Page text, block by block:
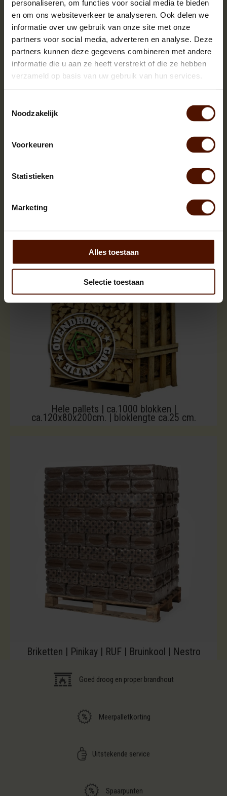
personaliseren, om functies voor social media te bieden
en om ons websiteverkeer te analyseren. Ook delen we
informatie over uw gebruik van onze site met onze
partners voor social media, adverteren en analyse. Deze
partners kunnen deze gegevens combineren met andere
informatie die u aan ze heeft verstrekt of die ze hebben
verzameld op basis van uw gebruik van hun services.
Noodzakelijk
Voorkeuren
Statistieken
Marketing
Alles toestaan
Selectie toestaan
Netzakken | 60 of 90 stuks | bloklengte ca.25 cm.
Hele pallets | ca.1000 blokken |
ca.120x80x200cm. | bloklengte ca.25 cm.
Briketten | Pinikay | RUF | Bruinkool | Nestro
Goed droog en proper brandhout
Meerpalletkorting
Uitstekende service
Spaarpunten